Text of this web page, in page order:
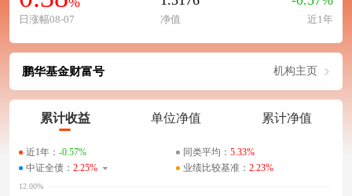
日涨幅08-07 净值 近1年
鹏华基金财富号 机构主页
累计收益 单位净值 累计净值
近1年： -0.57% 同类平均： 5.33%
中证全债： 2.25% 业绩比较基准： 2.23%